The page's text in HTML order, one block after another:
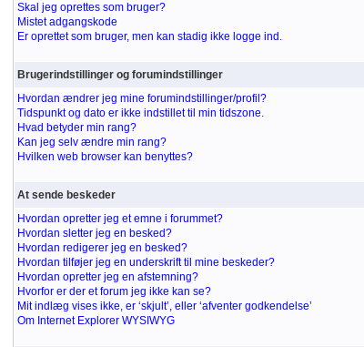
Skal jeg oprettes som bruger?
Mistet adgangskode
Er oprettet som bruger, men kan stadig ikke logge ind.
Brugerindstillinger og forumindstillinger
Hvordan ændrer jeg mine forumindstillinger/profil?
Tidspunkt og dato er ikke indstillet til min tidszone.
Hvad betyder min rang?
Kan jeg selv ændre min rang?
Hvilken web browser kan benyttes?
At sende beskeder
Hvordan opretter jeg et emne i forummet?
Hvordan sletter jeg en besked?
Hvordan redigerer jeg en besked?
Hvordan tilføjer jeg en underskrift til mine beskeder?
Hvordan opretter jeg en afstemning?
Hvorfor er der et forum jeg ikke kan se?
Mit indlæg vises ikke, er ‘skjult’, eller ‘afventer godkendelse’
Om Internet Explorer WYSIWYG